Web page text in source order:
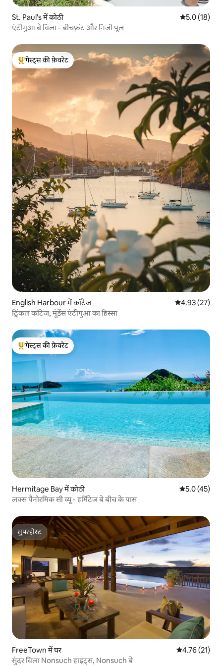
St. Paul's में कोठी औसत रेटिंग 5
5.0 (18)
एंटीगुआ बे विला - बीचफ़्रंट और निजी पूल
गेस्ट्स का टॉप फ़ेवरेट
गेस्ट्स की फ़ेवरेट
English Harbour में कॉटेज औसत रेटिंग 5 में
4.93 (27)
ट्विंकल कॉटेज, मूंडेंस एंटीगुआ का हिस्सा
गेस्ट्स का टॉप फ़ेवरेट
गेस्ट्स की फ़ेवरेट
Hermitage Bay में कोठी औसत रेटिंग 5
5.0 (45)
लक्स पैनोरमिक सी व्यू - हर्मिटेज बे बीच के पास
सुपरहोस्ट
सुपरहोस्ट
FreeTown में घर औसत रेटिंग 5 में
4.76 (21)
सुंदर विला Nonsuch हाइट्स, Nonsuch बे